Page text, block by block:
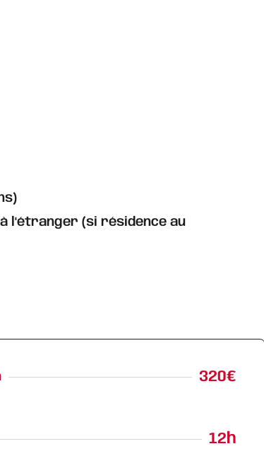
l'étranger (si résidence au
320€
12h